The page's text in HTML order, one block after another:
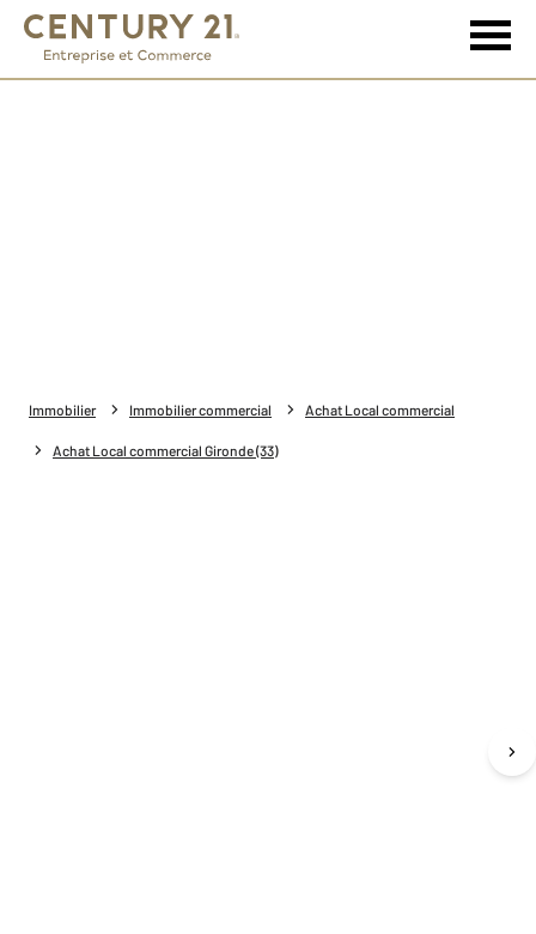
Immobilier Immobilier commercial Achat Local commercial
Achat Local commercial Gironde (33)